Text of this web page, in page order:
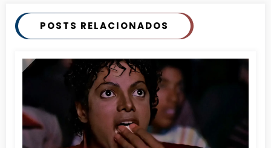
POSTS RELACIONADOS